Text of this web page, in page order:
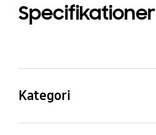
Specifikationer
Kategori
QLED